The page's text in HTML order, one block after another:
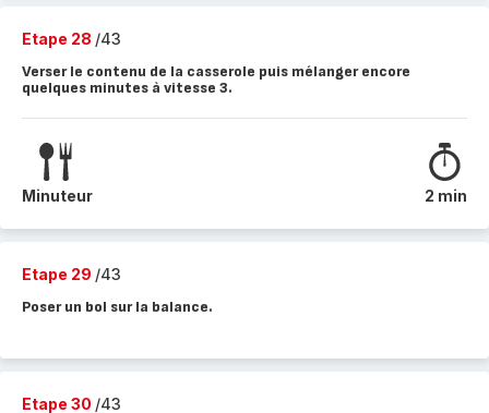
Etape 28 /43
Verser le contenu de la casserole puis mélanger encore
quelques minutes à vitesse 3.
Minuteur 2 min
Etape 29 /43
Poser un bol sur la balance.
Etape 30 /43